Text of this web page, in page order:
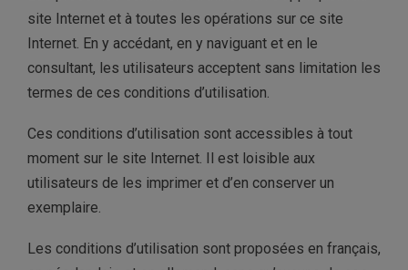
site Internet et à toutes les opérations sur ce site
Internet. En y accédant, en y naviguant et en le
consultant, les utilisateurs acceptent sans limitation les
termes de ces conditions d’utilisation.
Ces conditions d’utilisation sont accessibles à tout
moment sur le site Internet. Il est loisible aux
utilisateurs de les imprimer et d’en conserver un
exemplaire.
Les conditions d’utilisation sont proposées en français,